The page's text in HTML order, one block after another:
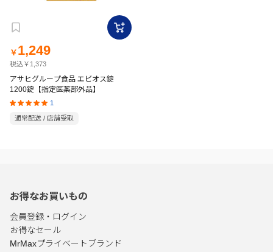
￥ 1,249
税込￥1,373
アサヒグループ食品 エビオス錠
1200錠【指定医薬部外品】
1
通常配送 / 店舗受取
お得なお買いもの
会員登録・ログイン
お得なセール
MrMaxプライベートブランド